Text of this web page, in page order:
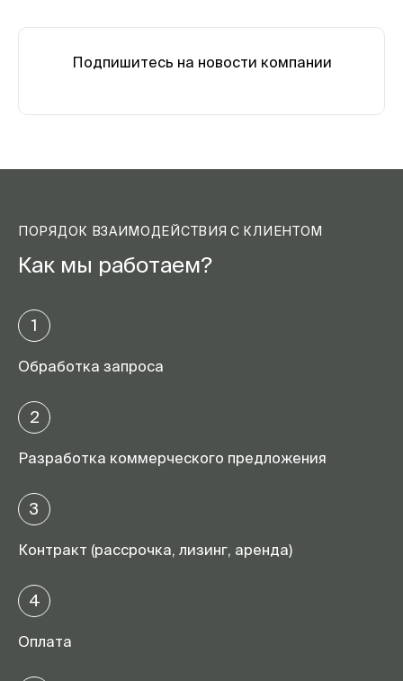
Подпишитесь на новости компании
ПОРЯДОК ВЗАИМОДЕЙСТВИЯ С КЛИЕНТОМ
Как мы работаем?
1
Обработка запроса
2
Разработка коммерческого предложения
3
Контракт (рассрочка, лизинг, аренда)
4
Оплата